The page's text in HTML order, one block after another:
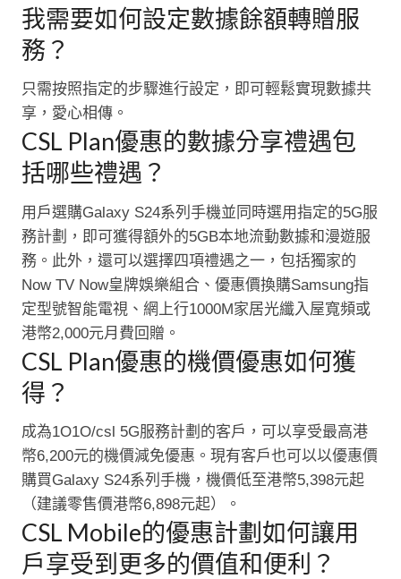
我需要如何設定數據餘額轉贈服
務？
只需按照指定的步驟進行設定，即可輕鬆實現數據共
享，愛心相傳。
CSL Plan優惠的數據分享禮遇包
括哪些禮遇？
用戶選購Galaxy S24系列手機並同時選用指定的5G服
務計劃，即可獲得額外的5GB本地流動數據和漫遊服
務。此外，還可以選擇四項禮遇之一，包括獨家的
Now TV Now皇牌娛樂組合、優惠價換購Samsung指
定型號智能電視、網上行1000M家居光纖入屋寬頻或
港幣2,000元月費回贈。
CSL Plan優惠的機價優惠如何獲
得？
成為1O1O/csl 5G服務計劃的客戶，可以享受最高港
幣6,200元的機價減免優惠。現有客戶也可以以優惠價
購買Galaxy S24系列手機，機價低至港幣5,398元起
（建議零售價港幣6,898元起）。
CSL Mobile的優惠計劃如何讓用
戶享受到更多的價值和便利？